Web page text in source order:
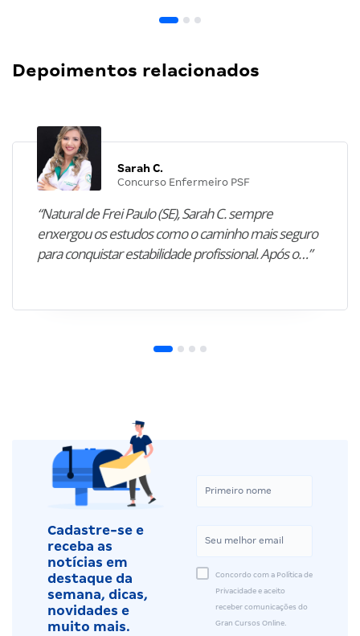
Depoimentos relacionados
Sarah C.
Concurso Enfermeiro PSF
“Natural de Frei Paulo (SE), Sarah C. sempre
enxergou os estudos como o caminho mais seguro
para conquistar estabilidade profissional. Após o…”
Cadastre-se e
receba as
notícias em
destaque da
semana, dicas,
novidades e
muito mais.
Concordo com a Política de
Privacidade e aceito
receber comunicações do
Gran Cursos Online.